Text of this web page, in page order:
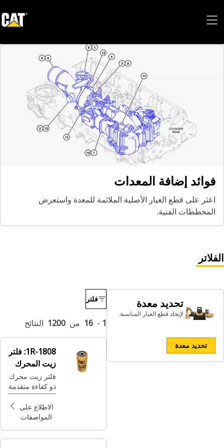
فوائد إضافة المعدات
اعثر على قطع الغيار الأصلية الملائمة للمعدة واستعرض
المخططات الفنية.
الفلاتر
تحديد معدة
لإيجاد قطع الغيار المناسبة.
تحديد معدة
فلتر
1
-
16 من 1200 النتائج
1R-1808:
فلتر
زيت المحرك
فلتر زيت محرك
ذو كفاءة متقدمة‬
الاطلاع على
المواصفات